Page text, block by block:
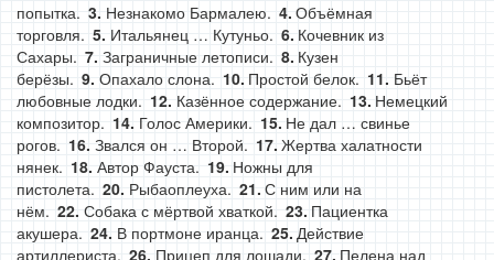
попытка.
Незнакомо Бармалею.
Объёмная
торговля.
Итальянец … Кутуньо.
Кочевник из
Сахары.
Заграничные летописи.
Кузен
берёзы.
Опахало слона. Простой белок.
Бьёт
любовные лодки.
Казённое содержание.
Немецкий
композитор.
Голос Америки.
Не дал … свинье
рогов.
Звался он … Второй.
Жертва халатности
нянек.
Автор Фауста.
Ножны для
пистолета.
Рыбаоплеуха.
С ним или на
нём.
Собака с мёртвой хваткой.
Пациентка
акушера.
В портмоне иранца.
Действие
артиллериста.
Прицеп для лошади.
Пелена над